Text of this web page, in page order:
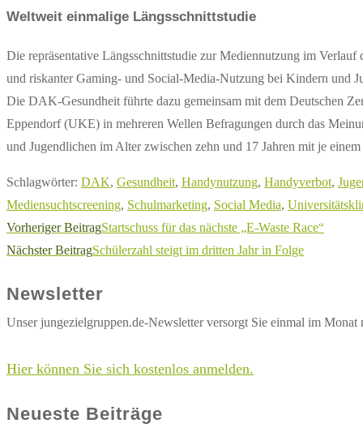
Weltweit einmalige Längsschnittstudie
Die repräsentative Längsschnittstudie zur Mediennutzung im
und riskanter Gaming- und Social-Media-Nutzung bei Kindern und
Die DAK-Gesundheit führte dazu gemeinsam mit dem Deutschen
Eppendorf (UKE) in mehreren Wellen Befragungen durch das
und Jugendlichen im Alter zwischen zehn und 17 Jahren mit je
Schlagwörter: DAK, Gesundheit, Handynutzung, Handyverbot,
Mediensuchtscreening, Schulmarketing, Social Media,
Weitere
Artikel
Vorheriger BeitragStartschuss für das nächste „E-Waste Race“
Nächster BeitragSchülerzahl steigt im dritten Jahr in Folge
Newsletter
Unser jungezielgruppen.de-Newsletter versorgt Sie einmal im
Hier können Sie sich kostenlos anmelden.
Neueste Beiträge